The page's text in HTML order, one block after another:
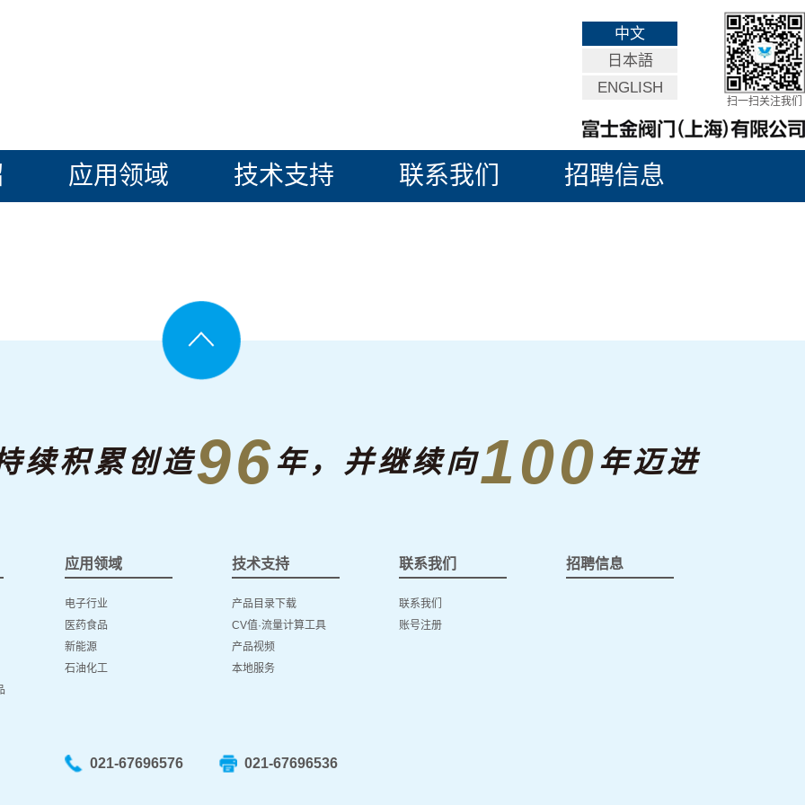
中文
日本語
ENGLISH
扫一扫关注我们
应用领域 技术支持 联系我们 招聘信息
续积累创造96年，并继续向100年迈进
应用领域
电子行业
医药食品
新能源
石油化工
技术支持
产品目录下载
CV值·流量计算工具
产品视频
本地服务
联系我们
联系我们
账号注册
招聘信息
021-67696576 021-67696536